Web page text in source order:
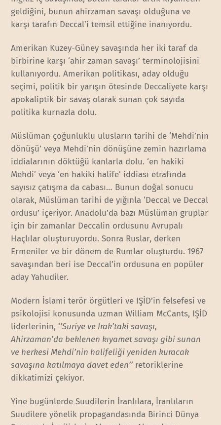
geldiğini, bunun ahirzaman savaşı olduğuna ve
karşı tarafın Deccal’i temsil ettiğine inanıyordu.
Amerikan Kuzey-Güney savaşında her iki taraf da
birbirine karşı ‘ahir zaman savaşı’ terminolojisini
kullanıyordu. Amerikan politikası, aday olduğu
seçimi, politik bir yarışın ötesinde Deccaliyete karşı
apokaliptik bir savaş olarak sunan çok sayıda
politika kurnazla dolu.
Müslüman çoğunluklu ulusların tarihi de ‘Mehdi’nin
dönüşü’ veya Mehdi’nin dönüşüne zemin hazırlama
iddialarının döktüğü kanlarla dolu. ‘en hakiki
Mehdi’ veya ‘en hakiki halife’ iddiası etrafında
sayısız çatışma da cabası… Bunun doğal sonucu
olarak, Müslüman tarihi de yığınla ‘Deccal ve Deccal
ordusu’ içeriyor. Anadolu’da bazı Müslüman gruplar
için bir zamanlar Deccalin ordusunu Avrupalı
Haçlılar oluşturuyordu. Sonra Ruslar, derken
Ermeniler ve bir dönem de Rumlar oluşturdu. 1967
savaşından beri ise Deccal’in ordusuna en popüler
aday Yahudiler.
Modern İslami terör örgütleri ve IŞİD’in felsefesi ve
psikolojisi konusunda uzman William McCants, IŞİD
liderlerinin, ‘’Suriye ve Irak’taki savaşı,
Ahirzaman’da beklenen kıyamet savaşı gibi sunan
ve herkesi Mehdi’nin halifeliği yeniden kuracak
savaşına katılmaya davet eden’’ retoriklerine
dikkatimizi çekiyor.
Yine bugünlerde Suudilerin İranlılara, İranlıların
Suudilere yönelik propagandasında Birinci Dünya